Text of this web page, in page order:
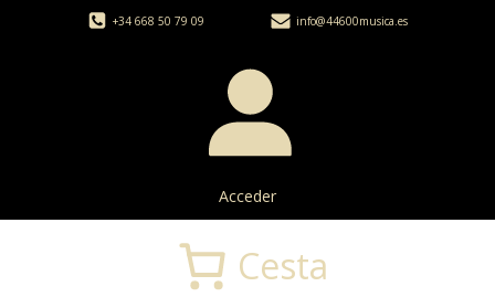
+34 668 50 79 09 info@44600musica.es
Acceder
Cesta